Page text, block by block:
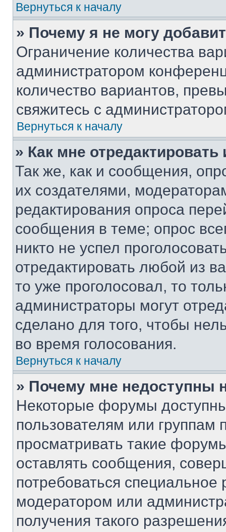
Вернуться к началу
» Почему я не могу
Ограничение количества
администратором
количество вариантов,
свяжитесь с
Вернуться к началу
» Как мне
Так же, как и сообщения,
их создателями,
редактирования опроса
сообщения в теме; опрос
никто не успел
отредактировать любой из
то уже проголосовал, то
администраторы могут
сделано для того, чтобы
во время голосования.
Вернуться к началу
» Почему мне недоступны
Некоторые форумы
пользователям или группам
просматривать такие
оставлять сообщения,
потребоваться
модератором или
получения такого